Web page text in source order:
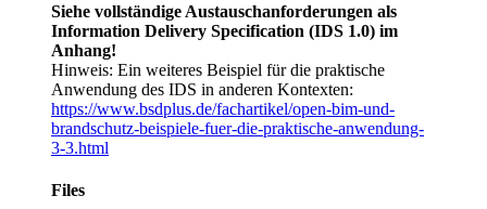
Siehe vollständige Austauschanforderungen als
Information Delivery Specification (IDS 1.0) im
Anhang!
Hinweis: Ein weiteres Beispiel für die praktische
Anwendung des IDS in anderen Kontexten:
https://www.bsdplus.de/fachartikel/open-bim-und-
brandschutz-beispiele-fuer-die-praktische-anwendung-
3-3.html
Files